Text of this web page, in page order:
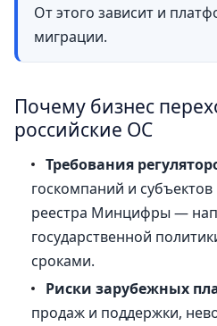
От этого зависит и
миграции.
Почему бизнес
российские ОС
Требования
госкомпаний и
реестра Минцифры —
государственной
сроками.
Риски зарубежных
продаж и поддержки,